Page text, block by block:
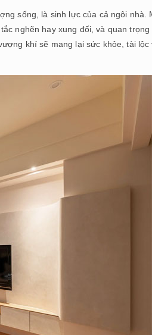
sống, là sinh lực của cả ngôi nhà.
nghẽn hay xung đối, và quan trọng
khí sẽ mang lại sức khỏe, tài lộc